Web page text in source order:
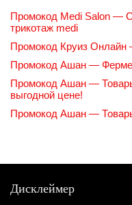
Промокод Medi Salon —
трикотаж medi
Промокод Круиз Онлайн
Промокод Ашан —
Промокод Ашан —
выгодной цене!
Промокод Ашан —
Дисклеймер